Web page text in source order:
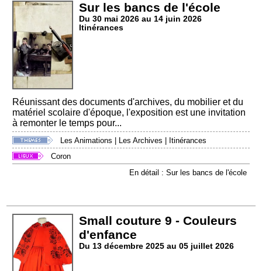
Sur les bancs de l'école
Du 30 mai 2026 au 14 juin 2026
Itinérances
Réunissant des documents d'archives, du mobilier et du
matériel scolaire d'époque, l'exposition est une invitation
à remonter le temps pour...
Les Animations Les Archives
Itinérances
Coron
En détail : Sur les bancs de l'école
Small couture 9 - Couleurs
d'enfance
Du 13 décembre 2025 au 05 juillet 2026